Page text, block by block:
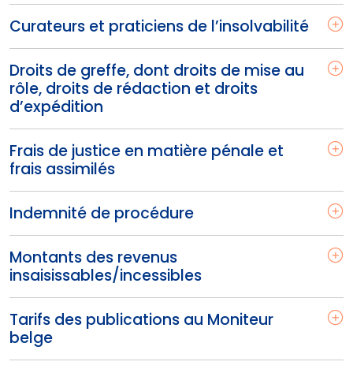
Curateurs et praticiens de l’insolvabilité
Droits de greffe, dont droits de mise au
rôle, droits de rédaction et droits
d’expédition
Frais de justice en matière pénale et
frais assimilés
Indemnité de procédure
Montants des revenus
insaisissables/incessibles
Tarifs des publications au Moniteur
belge